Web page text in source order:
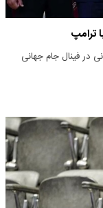
ترامپ
در فینال جام جهانی